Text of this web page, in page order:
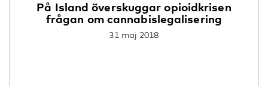
På Island överskuggar opioidkrisen
frågan om cannabislegalisering
31 maj 2018